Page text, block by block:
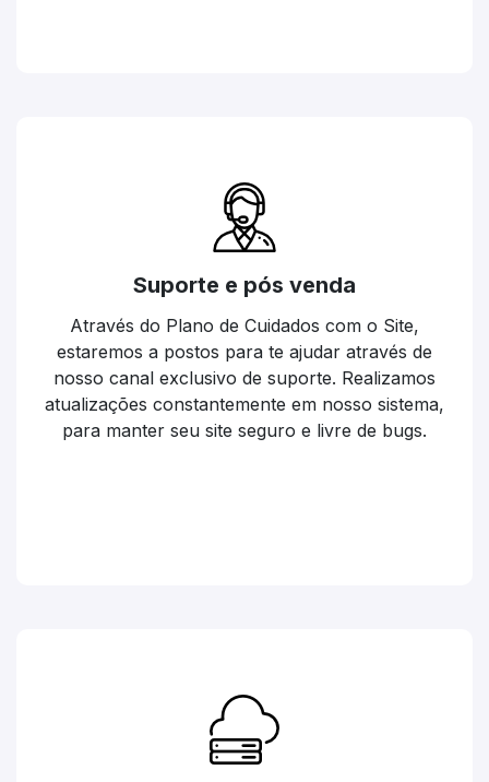
Suporte e pós venda
Através do Plano de Cuidados com o Site,
estaremos a postos para te ajudar através de
nosso canal exclusivo de suporte. Realizamos
atualizações constantemente em nosso sistema,
para manter seu site seguro e livre de bugs.